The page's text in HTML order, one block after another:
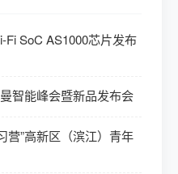
Fi SoC AS1000芯片发布
智能峰会暨新品发布会
营”高新区（滨江）青年